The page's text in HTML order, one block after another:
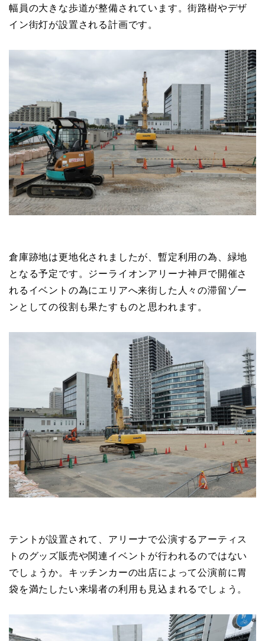
幅員の大きな歩道が整備されています。街路樹やデザ
イン街灯が設置される計画です。
倉庫跡地は更地化されましたが、暫定利用の為、緑地
となる予定です。ジーライオンアリーナ神戸で開催さ
れるイベントの為にエリアへ来街した人々の滞留ゾー
ンとしての役割も果たすものと思われます。
テントが設置されて、アリーナで公演するアーティス
トのグッズ販売や関連イベントが行われるのではない
でしょうか。キッチンカーの出店によって公演前に胃
袋を満たしたい来場者の利用も見込まれるでしょう。